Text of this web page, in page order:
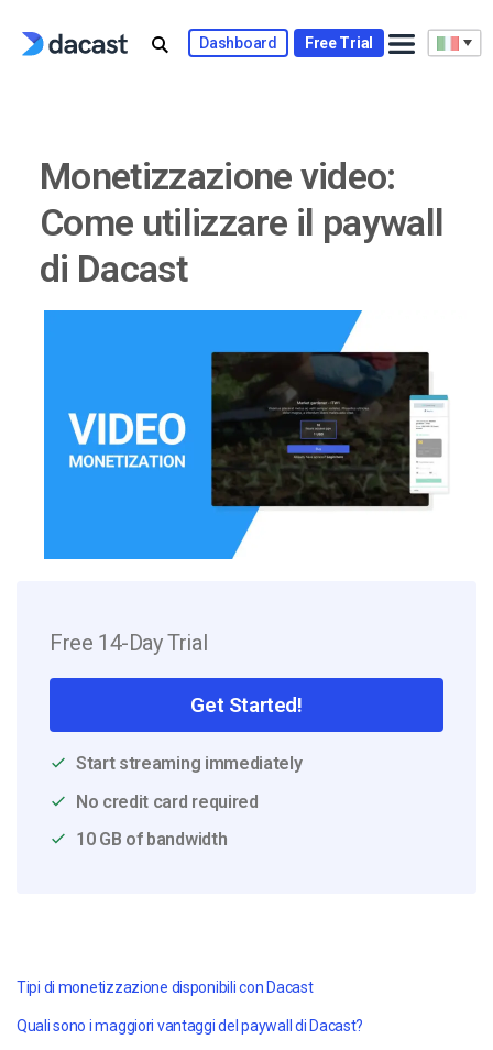
Dashboard Free Trial
Monetizzazione video:
Come utilizzare il paywall
di Dacast
Free 14-Day Trial
Get Started!
Start streaming immediately
No credit card required
10 GB of bandwidth
Tipi di monetizzazione disponibili con Dacast
Quali sono i maggiori vantaggi del paywall di Dacast?